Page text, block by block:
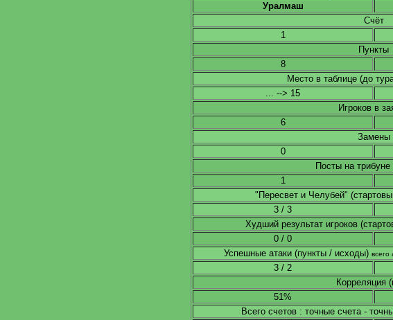
Уралмаш
Счёт
1
Пункты
8
Место в таблице (до
... --> 15
Игроков в
6
Замены
0
Посты на трибуне
1
"Пересвет и Челубей"
3 / 3
Худший результат игроков
0 / 0
Успешные атаки (пункты / исходы) всего
3 / 2
Корреляция
51%
Всего счетов : точные счета -